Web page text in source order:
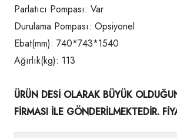
Parlatıcı Pompası: Var
Durulama Pompası: Opsiyonel
Ebat(mm): 740*743*1540
Ağırlık(kg): 113
ÜRÜN DESİ OLARAK BÜYÜK
FİRMASI İLE GÖNDERİLMEKTEDİR.